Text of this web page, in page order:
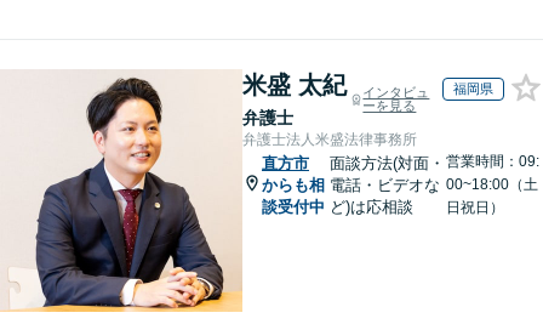
米盛 太紀
弁護士
インタビュ
ーを見る
福岡県
弁護士法人米盛法律事務所
直方市
からも相
談受付中
面談方法(対面・
電話・ビデオな
ど)は応相談
営業時間：09:
00~18:00（土
日祝日）